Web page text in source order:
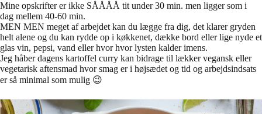
Mine opskrifter er ikke SÅÅÅÅ tit under 30 min. men ligger som i
dag mellem 40-60 min.
MEN MEN meget af arbejdet kan du lægge fra dig, det klarer gryden
helt alene og du kan rydde op i køkkenet, dække bord eller lige nyde et
glas vin, pepsi, vand eller hvor hvor lysten kalder imens.
Jeg håber dagens kartoffel curry kan bidrage til lækker vegansk eller
vegetarisk aftensmad hvor smag er i højsædet og tid og arbejdsindsats
er så minimal som mulig 😉